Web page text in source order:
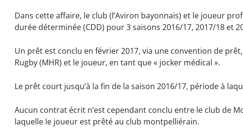
Dans cette affaire, le club (l’Aviron bayonnais) et le joueur
durée déterminée (CDD) pour 3 saisons 2016/17, 2017/18 et
Un prêt est conclu en février 2017, via une convention de
Rugby (MHR) et le joueur, en tant que « jocker médical ».
Le prêt court jusqu’à la fin de la saison 2016/17, période à
Aucun contrat écrit n’est cependant conclu entre le club de
laquelle le joueur est prêté au club montpelliérain.